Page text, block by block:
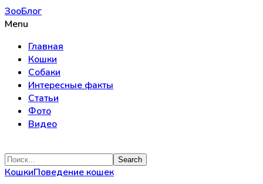
ЗооБлог
Menu
Главная
Кошки
Собаки
Интересные факты
Статьи
Фото
Видео
КошкиПоведение кошек